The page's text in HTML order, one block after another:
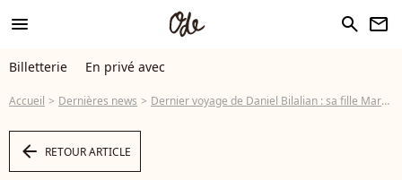
menu search newsletter
Billetterie En privé avec
Accueil Dernières news Dernier voyage de Daniel Bilalian : sa fille Marguerite et son épouse Frédérique dignes à l'église Saint-Pierre de Neuilly-sur-Seine
arrow_left RETOUR ARTICLE